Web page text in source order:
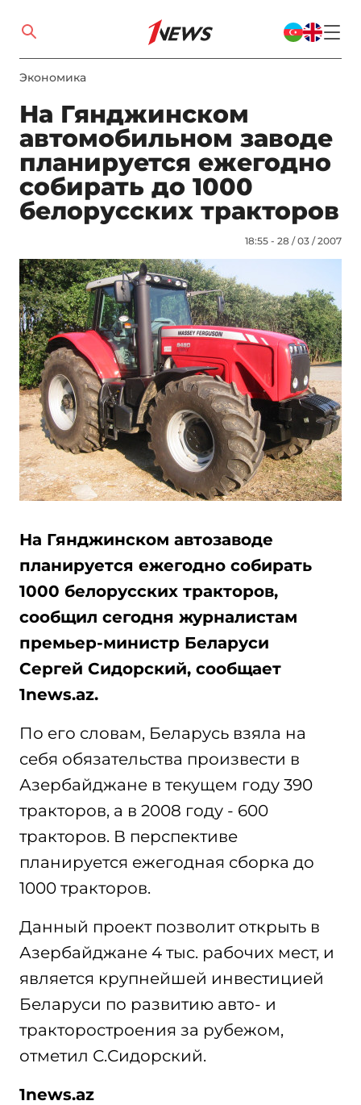
Экономика
На Гянджинском
автомобильном заводе
планируется ежегодно
собирать до 1000
белорусских тракторов
18:55 - 28 / 03 / 2007
На Гянджинском автозаводе
планируется ежегодно собирать
1000 белорусских тракторов,
сообщил сегодня журналистам
премьер-министр Беларуси
Сергей Сидорский, сообщает
1news.az.
По его словам, Беларусь взяла на
себя обязательства произвести в
Азербайджане в текущем году 390
тракторов, а в 2008 году - 600
тракторов. В перспективе
планируется ежегодная сборка до
1000 тракторов.
Данный проект позволит открыть в
Азербайджане 4 тыс. рабочих мест, и
является крупнейшей инвестицией
Беларуси по развитию авто- и
тракторостроения за рубежом,
отметил С.Сидорский.
1news.az